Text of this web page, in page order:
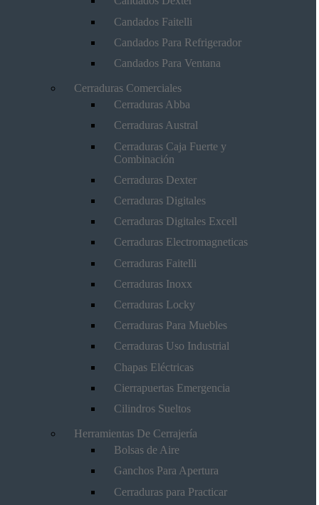
Candados Faitelli
Candados Para Refrigerador
Candados Para Ventana
Cerraduras Comerciales
Cerraduras Abba
Cerraduras Austral
Cerraduras Caja Fuerte y
Combinación
Cerraduras Dexter
Cerraduras Digitales
Cerraduras Digitales Excell
Cerraduras Electromagneticas
Cerraduras Faitelli
Cerraduras Inoxx
Cerraduras Locky
Cerraduras Para Muebles
Cerraduras Uso Industrial
Chapas Eléctricas
Cierrapuertas Emergencia
Cilindros Sueltos
Herramientas De Cerrajería
Bolsas de Aire
Ganchos Para Apertura
Cerraduras para Practicar